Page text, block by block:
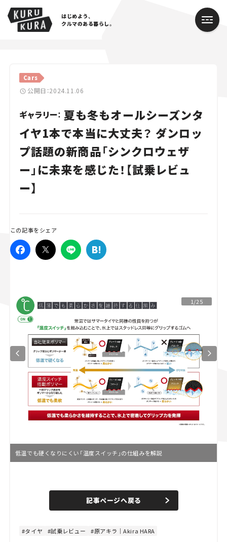
はじめよう、
クルマのある暮らし。
Cars
公開日：2024.11.06
ギャラリー： 夏も冬もオールシーズンタ
イヤ1本で本当に大丈夫？ ダンロッ
プ話題の新商品「シンクロウェザ
ー」に未来を感じた！【試乗レビュ
ー】
この記事をシェア
1/25
低温でも硬くなりにくい「温度スイッチ」の仕組みを解説
n
e
d
8
記事ページへ戻る
タイヤ 試乗レビュー 原アキラ｜Akira HARA
Cars
Lifestyle
Traffic
Special
Series
スズキ ジムニー｜Suzuki Jimny
マツダ｜Mazda
マツダ ロードスター｜Mazda Roadster